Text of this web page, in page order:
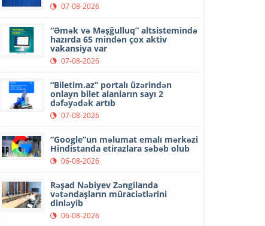
07-08-2026
“Əmək və Məşğulluq” altsistemində
hazırda 65 mindən çox aktiv
vakansiya var
07-08-2026
“Biletim.az” portalı üzərindən
onlayn bilet alanların sayı 2
dəfəyədək artıb
07-08-2026
“Google”un məlumat emalı mərkəzi
Hindistanda etirazlara səbəb olub
06-08-2026
Rəşad Nəbiyev Zəngilanda
vətəndaşların müraciətlərini
dinləyib
06-08-2026